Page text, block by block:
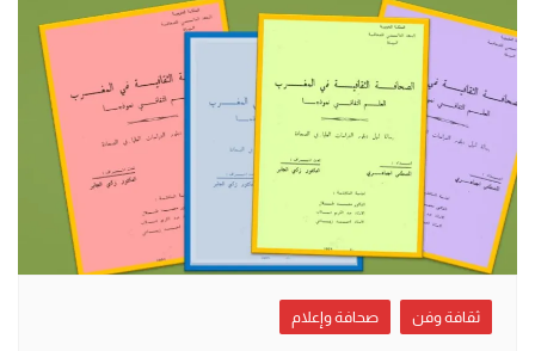
ثقافة وفن صحافة وإعلام